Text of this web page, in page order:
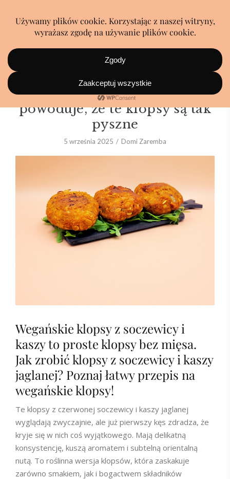
Nikt nie zgadnie, co
powoduje, że te klopsy są tak
pyszne
5 września 2025 Domi Zaremba
Wegańskie klopsy z soczewicy i
kaszy to proste klopsy bez mięsa.
Jak zrobić klopsy z soczewicy i kaszy
jaglanej? Poznaj łatwy przepis na
wegańskie klopsy!
Te klopsy z czerwonej soczewicy i kaszy jaglanej
wyglądają zwyczajnie, ale już pierwszy kęs zdradza, że
kryje się w nich coś wyjątkowego. Mają delikatną
konsystencję, kuszą aromatem i subtelną orientalną
nutą. To roślinna wersja klopsów, która zaskakuje
zarówno smakiem, jak i bogactwem składników